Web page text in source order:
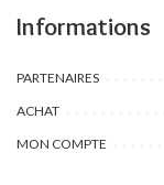
Informations
PARTENAIRES
ACHAT
MON COMPTE